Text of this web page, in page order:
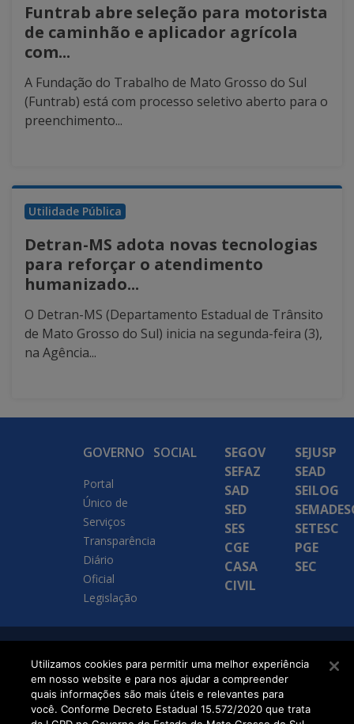
Funtrab abre seleção para motorista
de caminhão e aplicador agrícola
com...
A Fundação do Trabalho de Mato Grosso do Sul
(Funtrab) está com processo seletivo aberto para o
preenchimento...
Utilidade Pública
Detran-MS adota novas tecnologias
para reforçar o atendimento
humanizado...
O Detran-MS (Departamento Estadual de Trânsito
de Mato Grosso do Sul) inicia na segunda-feira (3),
na Agência...
GOVERNO
Portal
Único de
Serviços
Transparência
Diário
Oficial
Legislação
SOCIAL
SEGOV
SEFAZ
SAD
SED
SES
CGE
CASA
CIVIL
SEJUSP
SEAD
SEILOG
SETESC
PGE
SEC
SETDIG | Secretaria-
Executiva de
Transformação Digital
Utilizamos cookies para permitir uma melhor experiência
em nosso website e para nos ajudar a compreender
quais informações são mais úteis e relevantes para
você. Conforme Decreto Estadual 15.572/2020 que trata